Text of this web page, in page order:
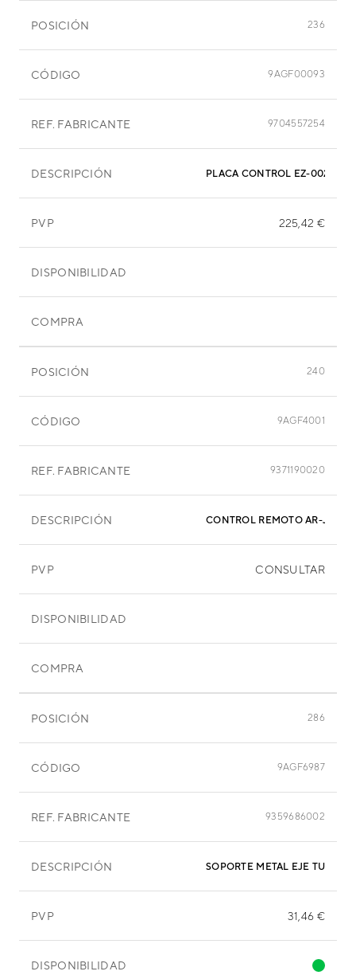
POSICIÓN 236
CÓDIGO 9AGF00093
REF. FABRICANTE 9704557254
DESCRIPCIÓN PLACA CONTROL EZ-
PVP 225,42 €
DISPONIBILIDAD
COMPRA
POSICIÓN 240
CÓDIGO 9AGF4001
REF. FABRICANTE 9371190020
DESCRIPCIÓN
PVP CONSULTAR
DISPONIBILIDAD
COMPRA
POSICIÓN 286
CÓDIGO 9AGF6987
REF. FABRICANTE 9359686002
DESCRIPCIÓN SOPORTE METAL EJE TURBINA
PVP 31,46 €
DISPONIBILIDAD